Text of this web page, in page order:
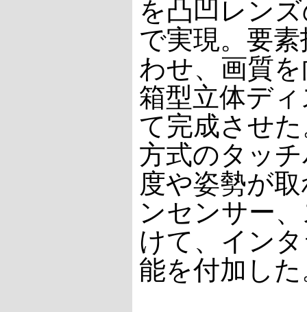
を凸凹レン
で実現。要
わせ、画質
箱型立体デ
て完成させ
方式のタッ
度や姿勢が
ンセンサー
けて、イン
能を付加し